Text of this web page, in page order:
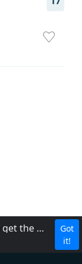
This website uses cookies to ensure you get the best experience on our website.
Got
it!